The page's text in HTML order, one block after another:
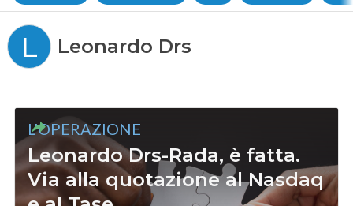
L Leonardo Drs
L'OPERAZIONE
Leonardo Drs-Rada, è fatta.
Via alla quotazione al Nasdaq